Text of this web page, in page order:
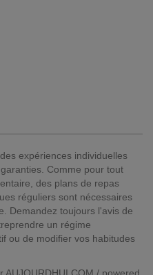
expériences individuelles
Comme pour tout
des plans de repas
réguliers sont nécessaires
Demandez toujours l'avis de
un régime
ou de modifier vos habitudes